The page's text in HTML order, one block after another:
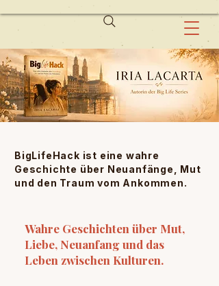
BigLifeHack ist eine wahre
Geschichte über Neuanfänge, Mut
und den Traum vom Ankommen.
Wahre Geschichten über Mut,
Liebe, Neuanfang und das
Leben zwischen Kulturen.